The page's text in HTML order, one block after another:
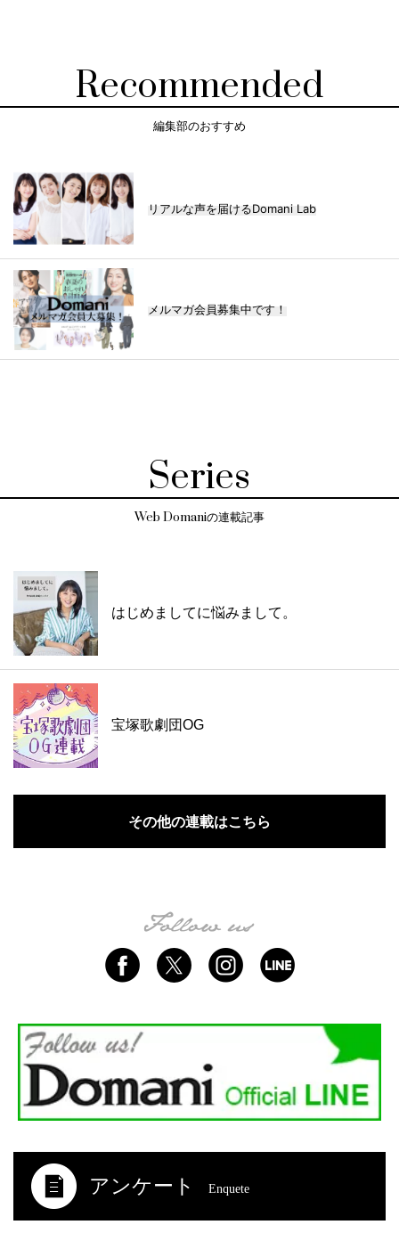
Recommended
編集部のおすすめ
リアルな声を届けるDomani Lab
メルマガ会員募集中です！
Series
Web Domaniの連載記事
はじめましてに悩みまして。
宝塚歌劇団OG
その他の連載はこちら
アンケート Enquete